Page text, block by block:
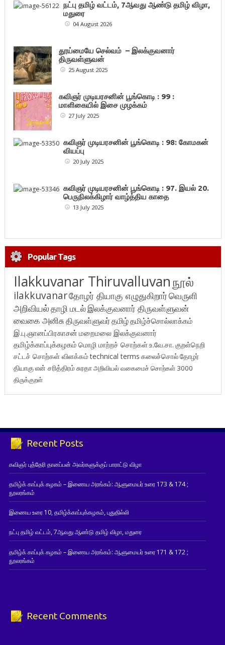
நட்பு தமிழ் வட்டம், 7ஆவது ஆண்டு தமிழ் விழா,
மதுரை
04 August 2026
தூய்மையே செல்வம் – இலக்குவனார்
திருவள்ளுவன்
25 August 2025
கவிஞர் முடியரசனின் பூங்கொடி : 99 :
மாளிகையில் இசை முழக்கம்
27 July 2025
கவிஞர் முடியரசனின் பூங்கொடி : 98: கோமகன்
வியப்பு
20 July 2025
கவிஞர் முடியரசனின் பூங்கொடி : 97. இயல் 20.
பெருநிலக்கிழார் வாழ்த்திய காதை
13 July 2025
Popular Tags
Ilakkuvanar Thiruvalluvanநூல்
ilakkuvanarதோழர் தியாகு எழுதுகிறார்வெருளி
அறிவியல்தாழி மடல்இலக்குவனார் திருவள்ளுவன்
வைகை அனிசுதிருவள்ளுவர்தமிழ்தமிழ்ச்சொல்லாக்கம்
இ.பு.ஞானப்பிரகாசன் மறைமலை இலக்குவனார்
தமிழ்க்காப்புக்கழகம் மொழி மாற்றச் சொற்கள்உ.வே.சா. குறள்நெறி
சட்டச் சொற்கள் விளக்கம்technical terms கலைச்சொல்தோழர்
தியாகுஎன் சரித்திரம்சுரதாஅறிவியல் வகைமைச் சொற்கள் 3000
திருக்குறள்
Recent Posts
கவிஞர் புத்தேரி தானப்பன் அவர்களுக்குப் பாராட்டு விழா
தமிழ்க் காப்புக் கழகம் – இணைய அரங்கம்: ஆளுமையர் உரை 173 & 174 ;
நூலரங்கம்
இணைய உரை 10, தமிழ்க்காப்புக்கழகம், புதுதில்லி
நட்பு தமிழ் வட்டம், 7ஆவது ஆண்டு தமிழ் விழா, மதுரை
தமிழ்க் காப்புக் கழகம் – இணைய அரங்கம்: ஆளுமையர் உரை 171 & 172 ;
நூலரங்கம்
Recent Comments